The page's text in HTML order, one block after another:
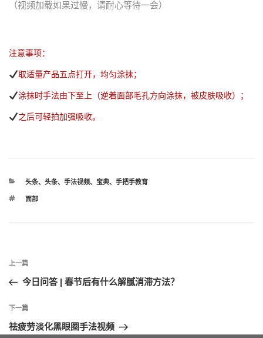
（视频加载如果过慢，请耐心等待一会）
注意事项：
取适量产品五点打开，均匀涂抹；
涂抹时手法由下至上（逆着面部毛孔方向涂抹，被皮肤吸收）；
之后可轻拍加强吸收。
分
头条、 头条、 手法视频、 宝典、 手把手教育
标
面部
文
航
上
一
文
章
上一篇
今日问答 | 春节后有什么解腻消滞方法？
下
一
下一篇
祛疲劳淡化黑眼圈手法视频